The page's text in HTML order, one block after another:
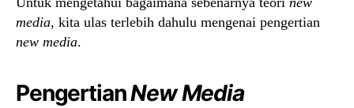
media, kita ulas terlebih dahulu mengenai pengertian
new media.
PengertianNew Media